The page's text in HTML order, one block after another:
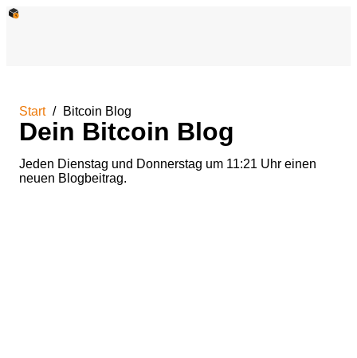
Start Bitcoin Blog
Dein Bitcoin Blog
Jeden Dienstag und Donnerstag um 11:21 Uhr einen
neuen Blogbeitrag.